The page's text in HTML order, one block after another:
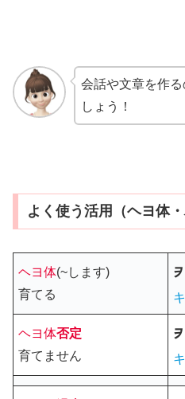
会話や文章を作
しょう！
よく使う活用（ヘヨ体
ヘヨ体(~します)
育てる
키
ヘヨ体否定
育てません